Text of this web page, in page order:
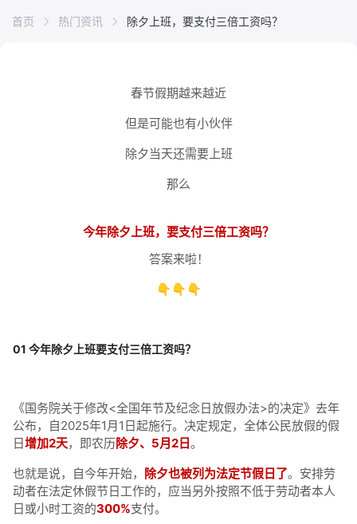
首页 热门资讯 除夕上班，要支付三倍工资吗？
春节假期越来越近
但是可能也有小伙伴
除夕当天还需要上班
那么
今年除夕上班，要支付三倍工资吗？
答案来啦！
👇👇👇
01 今年除夕上班要支付三倍工资吗？
《国务院关于修改<全国年节及纪念日放假办法>的决定》去年
公布，自2025年1月1日起施行。决定规定，全体公民放假的假
日增加2天，即农历除夕、5月2日。
也就是说，自今年开始， 除夕也被列为法定节假日了。安排劳
动者在法定休假节日工作的，应当另外按照不低于劳动者本人
日或小时工资的300%支付。